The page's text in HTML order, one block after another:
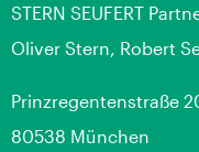
STERN SEUFERT
Oliver Stern, Robert
Prinzregentenstraße
80538 München